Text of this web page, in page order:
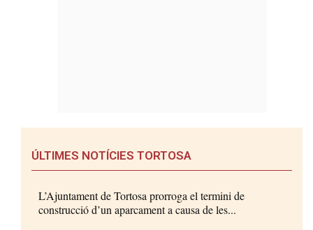
ÚLTIMES NOTÍCIES TORTOSA
L’Ajuntament de Tortosa prorroga el termini de
construcció d’un aparcament a causa de les...